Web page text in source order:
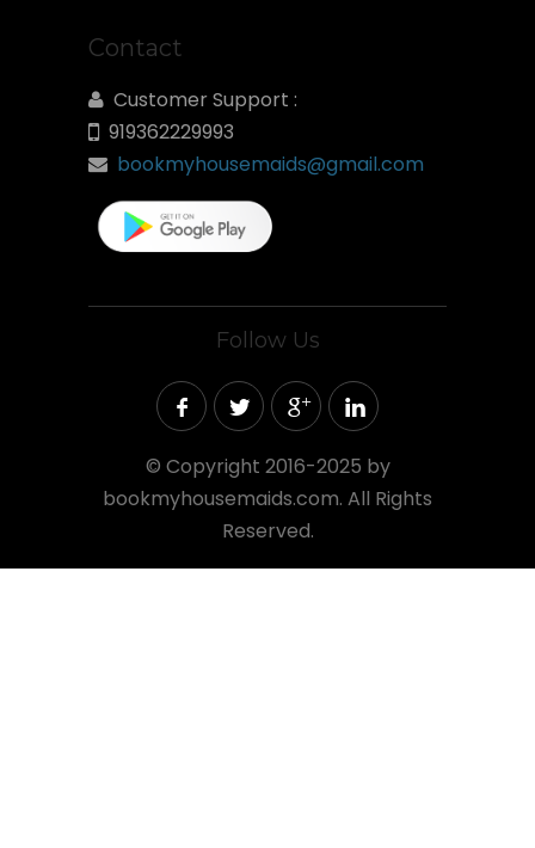
Contact
Customer Support :
919362229993
bookmyhousemaids@gmail.com
Follow Us
© Copyright 2016-2025 by
bookmyhousemaids.com. All Rights
Reserved.